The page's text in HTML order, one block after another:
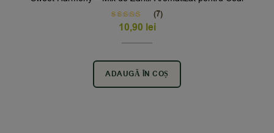
Rated5.00
out of 5
(7)
10,90 lei
ADAUGĂ ÎN COȘ